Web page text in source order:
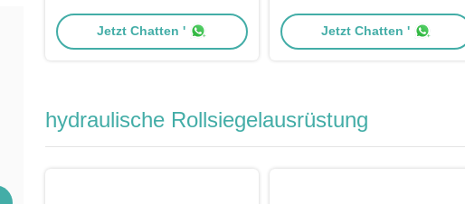
Komatsu-Motor SAA4D95LE-3
4D94E-1 Bagger PC120-6H
Jetzt Chatten '
Radlader WA300 WA300L
WA320 WA320L WA320PT
Jetzt Chatten '
hydraulische Rollsiegelausrüstung